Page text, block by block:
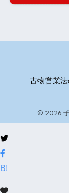
古物営業
© 2026
B!